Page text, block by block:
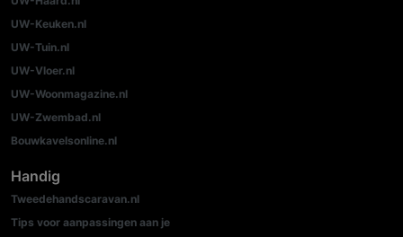
UW-Keuken.nl
UW-Tuin.nl
UW-Vloer.nl
UW-Woonmagazine.nl
UW-Zwembad.nl
Bouwkavelsonline.nl
Handig
Tweedehandscaravan.nl
Tips voor aanpassingen aan je